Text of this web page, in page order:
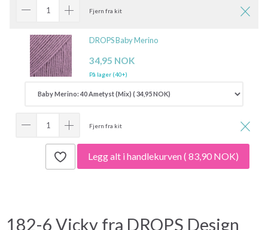
Fjern fra kit
DROPS Baby Merino
34,95 NOK
På lager (40+)
Fjern fra kit
Legg alt i handlekurven( 83,90 NOK)
182-6 Vicky fra DROPS Design